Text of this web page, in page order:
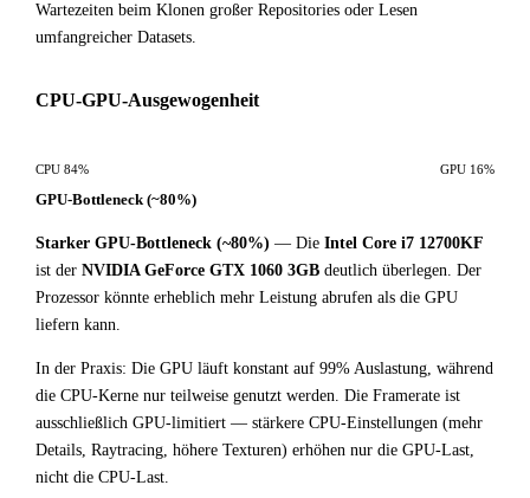
Wartezeiten beim Klonen großer Repositories oder Lesen
umfangreicher Datasets.
CPU-GPU-Ausgewogenheit
CPU 84% GPU 16%
GPU-Bottleneck (~80%)
Starker GPU-Bottleneck (~80%) — Die Intel Core i7 12700KF
ist der NVIDIA GeForce GTX 1060 3GB deutlich überlegen. Der
Prozessor könnte erheblich mehr Leistung abrufen als die GPU
liefern kann.
In der Praxis: Die GPU läuft konstant auf 99% Auslastung, während
die CPU-Kerne nur teilweise genutzt werden. Die Framerate ist
ausschließlich GPU-limitiert — stärkere CPU-Einstellungen (mehr
Details, Raytracing, höhere Texturen) erhöhen nur die GPU-Last,
nicht die CPU-Last.